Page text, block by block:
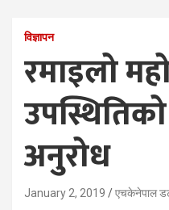
विज्ञापन
रमाइलो
अनुरोध
January 2, 2019 एचकेनेपाल